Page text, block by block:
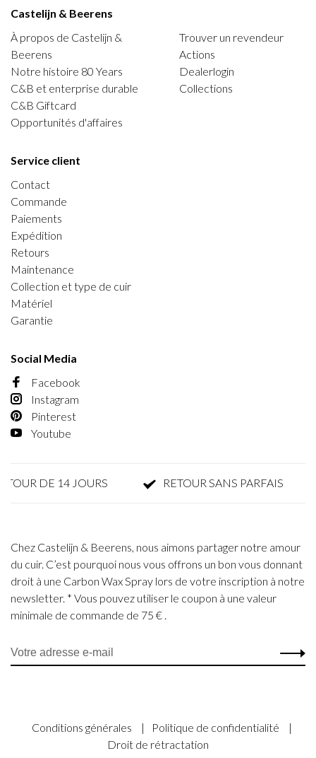
Castelijn & Beerens
À propos de Castelijn &
Beerens
Notre histoire 80 Years
C&B et enterprise durable
C&B Giftcard
Opportunités d'affaires
Trouver un revendeur
Actions
Dealerlogin
Collections
Service client
Contact
Commande
Paiements
Expédition
Retours
Maintenance
Collection et type de cuir
Matériel
Garantie
Social Media
Facebook
Instagram
Pinterest
Youtube
DE 14 JOURS RETOUR SANS PARFAIS
Chez Castelijn & Beerens, nous aimons partager notre amour
du cuir. C’est pourquoi nous vous offrons un bon vous donnant
droit à une Carbon Wax Spray lors de votre inscription à notre
newsletter. * Vous pouvez utiliser le coupon à une valeur
minimale de commande de 75 € .
Conditions générales | Politique de confidentialité
|
Droit de rétractation